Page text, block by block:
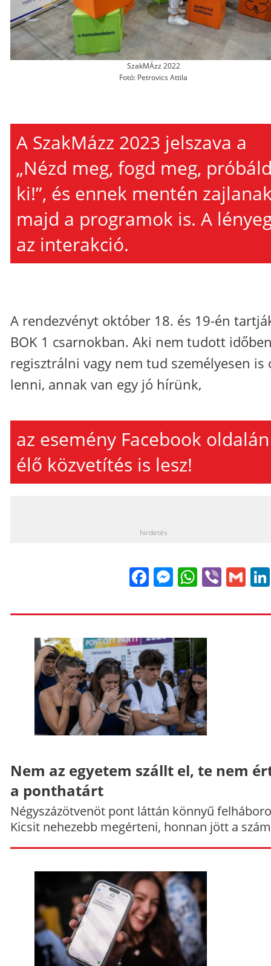
SzakMÁzz 2022
Fotó: Petrovics Attila
A SzakMázz 2023 jelszava a
„Nézd meg, fogd meg,
ki!”, és ennek mentén
majd a programok is. A
az interakció.
A rendezvényt október 18. és 19-én
BOK 1 csarnokban. Aki nem tudott
regisztrálni vagy nem tud személyesen is
lenni, annak van egy jó hírünk,
az esemény Facebook oldalán
élő közvetítés is lesz!
hirdetés
FacebookViber
Nem az egyetem szállt el, te nem
a ponthatárt
Négyszázötvenöt pont láttán könnyű
Kicsit nehezebb megérteni, honnan jött a